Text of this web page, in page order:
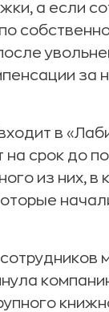
а если
за
в
срок до
из них, в